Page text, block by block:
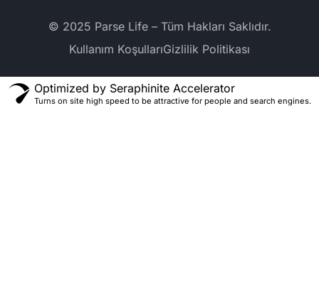
© 2025 Parse Life – Tüm Hakları Saklıdır.
Kullanım KoşullarıGizlilik Politikası
Optimized by Seraphinite Accelerator
Turns on site high speed to be attractive for people and search engines.